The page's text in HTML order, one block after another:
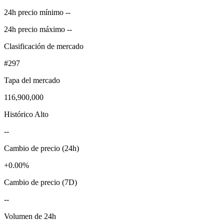
24h precio mínimo --
24h precio máximo --
Clasificación de mercado
#297
Tapa del mercado
116,900,000
Histórico Alto
--
Cambio de precio (24h)
+0.00%
Cambio de precio (7D)
--
Volumen de 24h